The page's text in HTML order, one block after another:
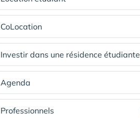
CoLocation
Investir dans une résidence étudiante
Agenda
Professionnels